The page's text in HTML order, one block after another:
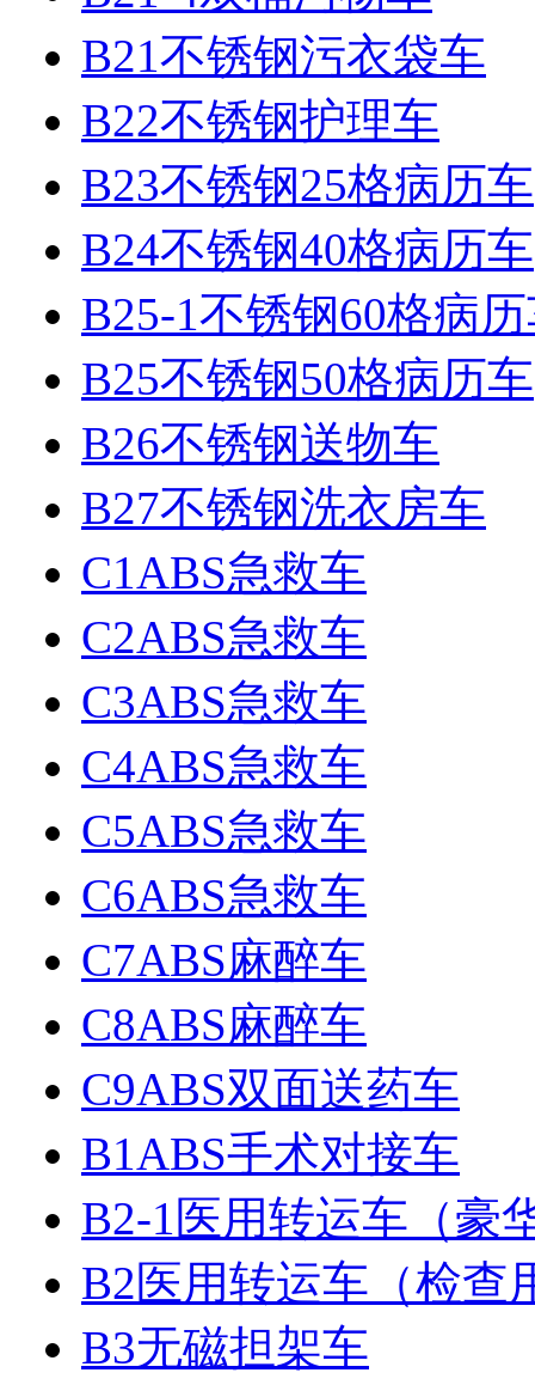
B21不锈钢污衣袋车
B22不锈钢护理车
B23不锈钢25格病历车
B24不锈钢40格病历车
B25-1不锈钢60格病
B25不锈钢50格病历车
B26不锈钢送物车
B27不锈钢洗衣房车
C1ABS急救车
C2ABS急救车
C3ABS急救车
C4ABS急救车
C5ABS急救车
C6ABS急救车
C7ABS麻醉车
C8ABS麻醉车
C9ABS双面送药车
B1ABS手术对接车
B2-1医用转运车（豪
B2医用转运车（检查
B3无磁担架车